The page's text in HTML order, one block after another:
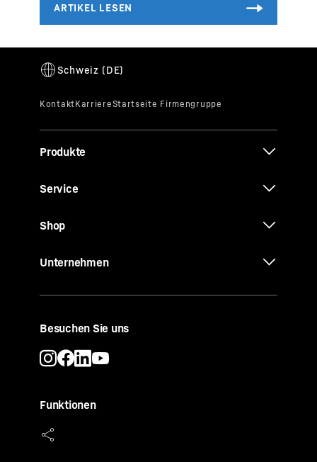
Produkte
Service
Shop
Unternehmen
Besuchen Sie uns
Funktionen